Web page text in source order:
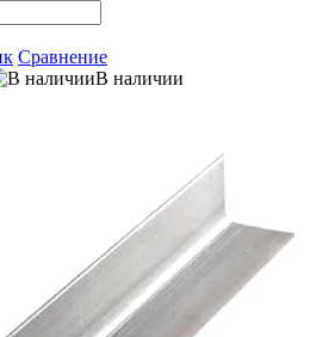
Сравнение
В наличии